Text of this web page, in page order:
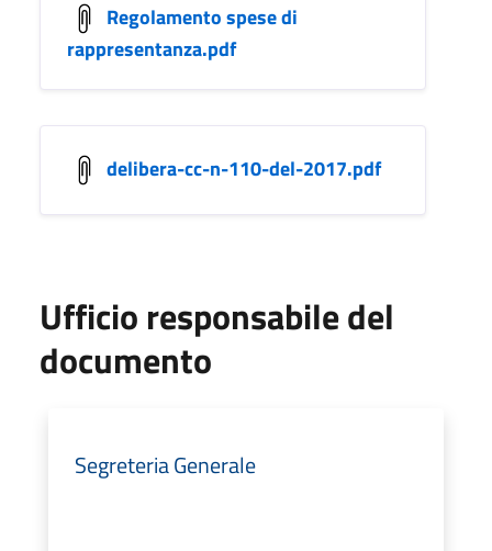
Regolamento spese di
rappresentanza.pdf
delibera-cc-n-110-del-2017.pdf
Ufficio responsabile del
documento
Segreteria Generale